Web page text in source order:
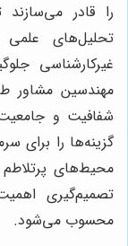
را قادر
تحلیل‌های
غیرکارشناسی
مهندسین مشاور
شفافیت و
گزینه‌ها را برای
محیط‌های
تصمیم‌گیری
محسوب می‌شود.